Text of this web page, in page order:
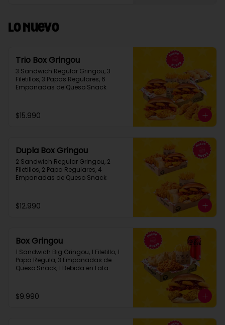
Lo Nuevo
Trio Box Gringou
3 Sandwich Regular Gringou, 3
Filetillos, 3 Papas Regulares, 6
Empanadas de Queso Snack
$15.990
Dupla Box Gringou
2 Sandwich Regular Gringou, 2
Filetillos, 2 Papa Regulares, 4
Empanadas de Queso Snack
$12.990
Box Gringou
1 Sandwich Big Gringou, 1 Filetillo, 1
Papa Regula, 3 Empanadas de
Queso Snack, 1 Bebida en Lata
$9.990